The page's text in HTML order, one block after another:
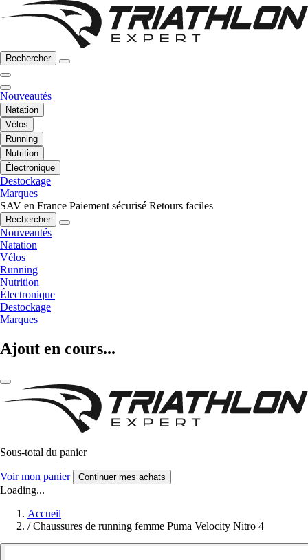
Rechercher
Nouveautés
Natation
Vélos
Running
Nutrition
Électronique
Destockage
Marques
SAV en France Paiement sécurisé Retours faciles
Rechercher
Nouveautés
Natation
Vélos
Running
Nutrition
Électronique
Destockage
Marques
Ajout en cours...
Sous-total du panier
Voir mon panier Continuer mes achats
Loading...
Accueil
/ Chaussures de running femme Puma Velocity Nitro 4